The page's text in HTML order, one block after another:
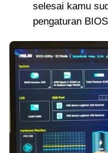
selesai kamu
pengaturan